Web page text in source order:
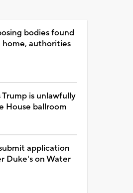
bodies found
authorities
is unlawfully
House ballroom
application
Duke's on Water